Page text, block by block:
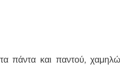
πάντα και παντού,